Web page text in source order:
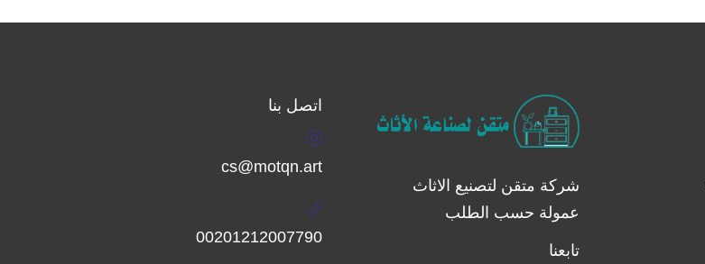
شركة متقن لتصنيع الاثاث
عمولة حسب الطلب
تابعنا
اتصل بنا
cs@motqn.art
00201212007790